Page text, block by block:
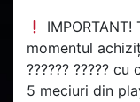
momentul
?????? ?????
5 meciuri din